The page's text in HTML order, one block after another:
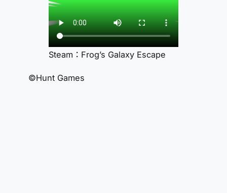
Steam：Frog’s Galaxy Escape
©Hunt Games